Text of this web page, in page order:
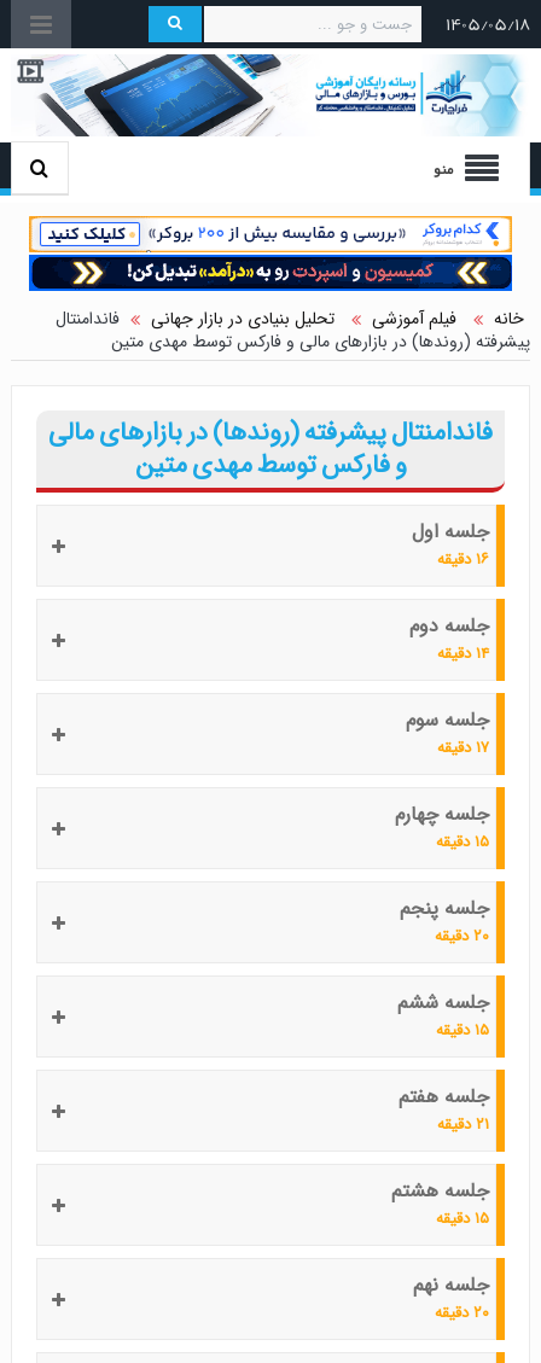
۱۴۰۵/۰۵/۱۸
منو
خانه فیلم آموزشی تحلیل بنیادی در بازار جهانی
فاندامنتال
پیشرفته (روندها) در بازارهای مالی و فارکس توسط مهدی متین
فاندامنتال پیشرفته (روندها) در بازارهای مالی
و فارکس توسط مهدی متین
جلسه اول
۱۶ دقیقه
جلسه دوم
۱۴ دقیقه
جلسه سوم
۱۷ دقیقه
جلسه چهارم
۱۵ دقیقه
جلسه پنجم
۲۰ دقیقه
جلسه ششم
۱۵ دقیقه
جلسه هفتم
۲۱ دقیقه
جلسه هشتم
۱۵ دقیقه
جلسه نهم
۲۰ دقیقه